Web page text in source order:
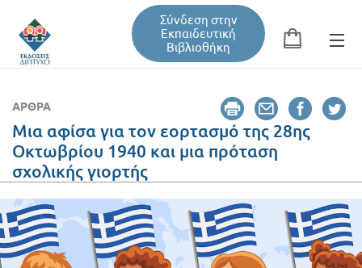
Σύνδεση στην
Εκπαιδευτική
Βιβλιοθήκη
Φόρμα αναζήτησης
Εκπαιδευτική Βιβλιοθήκη
Βιβλία
ΆΡΘΡΑ
Μια αφίσα για τον εορτασμό της 28ης
Οκτωβρίου 1940 και μια πρόταση
σχολικής γιορτής